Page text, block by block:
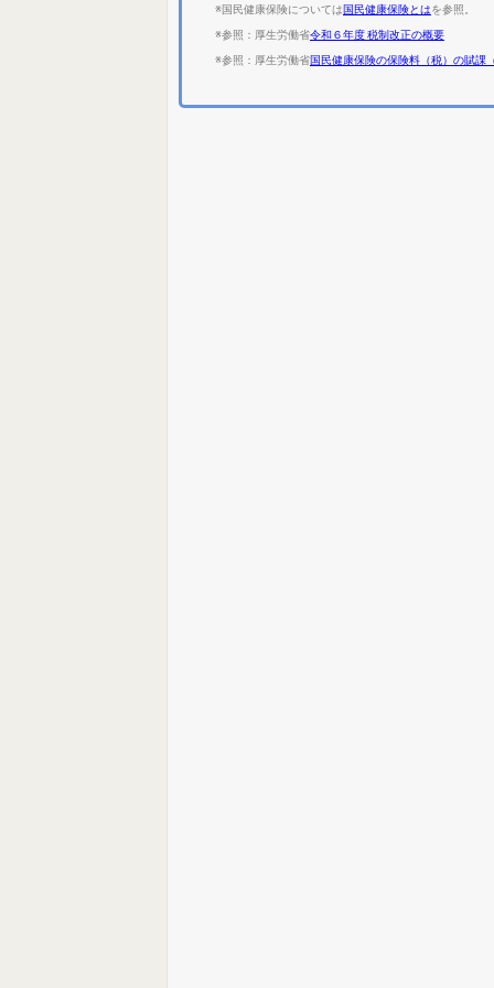
※国民健康保険については国民健康保険とはを参照。
※参照：厚生労働省令和６年度 税制改正の概要
※参照：厚生労働省国民健康保険の保険料（税）の賦課